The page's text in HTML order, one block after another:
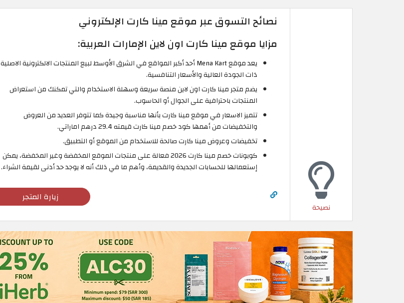
نصيحة
نصائح التسوق عبر موقع مينا كارت الإلكتروني
مزايا موقع مينا كارت اون لاين الإمارات العربية:
يعد موقع Mena Kart أحد أكبر المواقع في الشرق الأوسط لبيع المنتجات الالكترونية الاصلية
ذات الجودة العالية والأسعار التنافسية.
يضم متجر مينا كارت اون لاين منصة سريعة وسهلة الاستخدام والتي تمكنك من استعراض
المنتجات باحترافية على الجوال أو الحاسوب.
تتميز الاسعار في موقع مينا كارت بأنها مناسبة وجيدة كما تتوفر العديد من العروض
والتخفيضات من أهمها كود خصم مينا كارت قيمته 29.4 درهم اماراتي.
تخفيضات وعروض مينا كارت صالحة للاستخدام من الموقع أو التطبيق.
كوبونات خصم مينا كارت 2026 فعالة على منتجات الموقع المخفضة وغير المخفضة، يمكن
إستعمالها للحسابات الجديدة والقديمة، وأهم ما في ذلك أنه لا يوجد حد أدنى لقيمة الشراء.
زيارة المتجر